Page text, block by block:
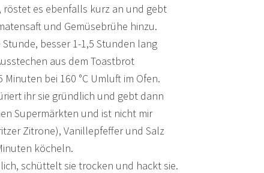
es ebenfalls kurz an und gebt
und Gemüsebrühe hinzu.
besser 1-1,5 Stunden lang
aus dem Toastbrot
bei 160 °C Umluft im Ofen.
ihr sie gründlich und gebt dann
Supermärkten und ist nicht mir
Zitrone), Vanillepfeffer und Salz
köcheln.
schüttelt sie trocken und hackt sie.